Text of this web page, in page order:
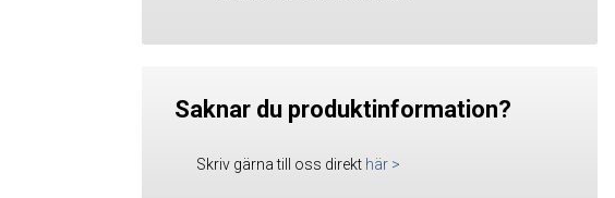
Saknar du produktinformation?
Skriv gärna till oss direkt här >